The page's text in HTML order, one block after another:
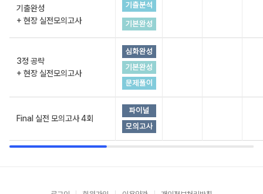
기출완성
+ 현장 실전모의고사
3정 공략
+ 현장 실전모의고사
Final 실전 모의고사 4회